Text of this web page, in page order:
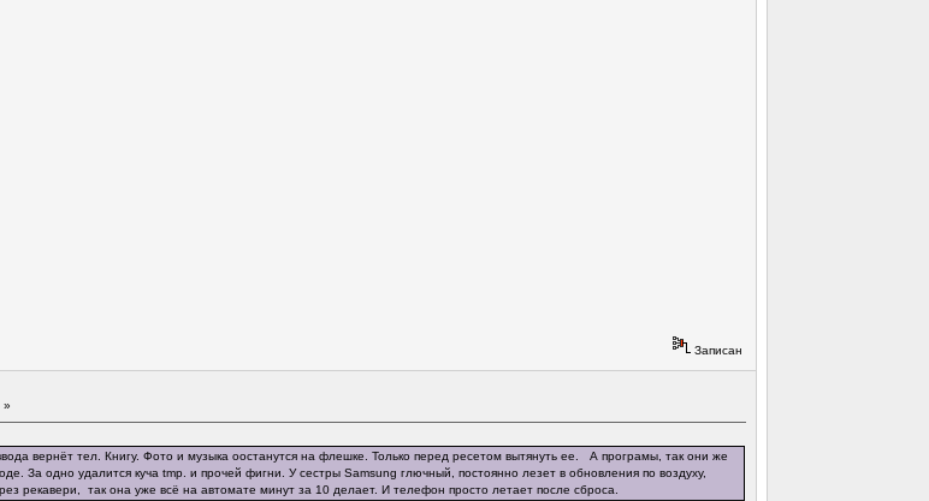
Записан
»
вернёт тел. Книгу. Фото и музыка оостанутся на флешке. Только перед ресетом вытянуть ее. А програмы, так они же
За одно удалится куча tmp. и прочей фигни. У сестры Samsung глючный, постоянно лезет в обновления по воздуху,
рекавери, так она уже всё на автомате минут за 10 делает. И телефон просто летает после сброса.